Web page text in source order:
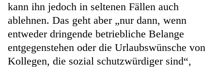
kann ihn jedoch in seltenen Fällen auch
ablehnen. Das geht aber „nur dann, wenn
entweder dringende betriebliche Belange
entgegenstehen oder die Urlaubswünsche von
Kollegen, die sozial schutzwürdiger sind“,